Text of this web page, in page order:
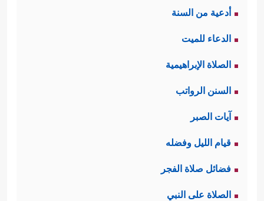
أدعية من السنة
الدعاء للميت
الصلاة الإبراهيمية
السنن الرواتب
آيات الصبر
قيام الليل وفضله
فضائل صلاة الفجر
الصلاة على النبي